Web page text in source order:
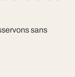
sans